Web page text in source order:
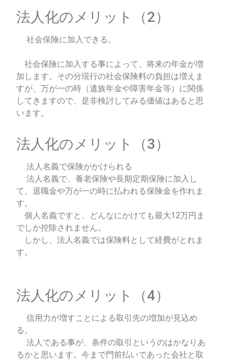
法人化のメリット（2）
社会保険に加入できる。
社会保険に加入する事によって、将来の年金が増
加します。 その分現行の社会保険料の負担は増えま
すが、万が一の時（遺族年金や障害年金等） に関係
してきますので、是非検討してみる価値はあると思
います。
法人化のメリット（3）
法人名義で保険がかけられる
法人名義で、養老保険や長期定期保険に加入し
て、退職金や万が一の時に払われる保険金を作れま
す。
個人名義ですと、 どんなにかけても最大12万円ま
でしか控除されません。
しかし、法人名義では保険料として経費がとれま
す。
法人化のメリット（4）
信用力が増すことによる取引先の増加が見込め
る。
法人である事が、条件の取引というのはかなりあ
るかと思います。今まで門前払いであった会社と取